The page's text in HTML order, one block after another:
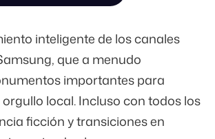
inteligente de los canales
que a menudo
importantes para
local. Incluso con todos los
ficción y transiciones en